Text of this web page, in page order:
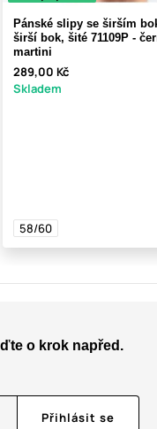
Pánské slipy se širším
širší bok, šité 71109P -
martini
289,00 Kč
Skladem
58/60
o krok napřed.
Přihlásit se